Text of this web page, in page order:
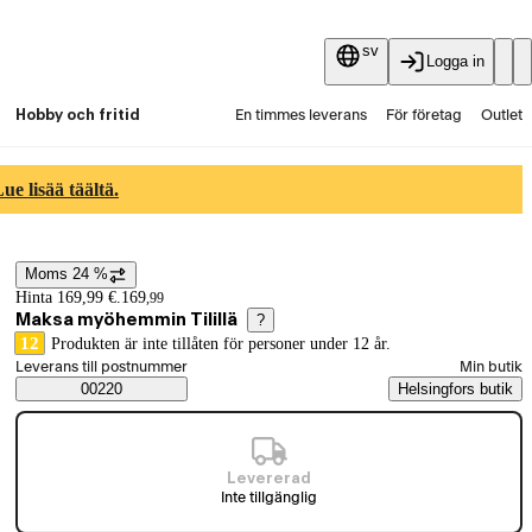
sv
Logga in
Hobby och fritid En timmes leverans För företag Outlet
lisää täältä.
Prisinformation
Moms 24 %
Hinta 169,99 €. 169,99
Maksa myöhemmin Tilillä ?
12 Produkten är inte tillåten för personer under 12 år.
Saatavuustiedot
Välj beställningssätt
Leverans till postnummer
00220
Min butik
Helsingfors butik
Levererad
Inte tillgänglig